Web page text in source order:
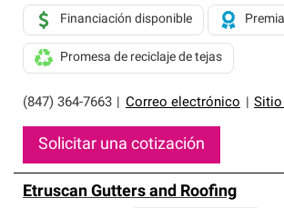
Solo ellos pueden ofrecer nuestra mejor
sistemas de techos.
(847) 364-7663 Correo electrónico Sitio
Financiación disponible
Promesa de reciclaje de tejas
Solicitar una cotización
Etruscan Gutters and Roofing